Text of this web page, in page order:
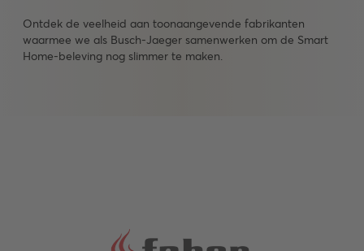
Ontdek de veelheid aan toonaangevende fabrikanten
waarmee we als Busch-Jaeger samenwerken om de Smart
Home-beleving nog slimmer te maken.